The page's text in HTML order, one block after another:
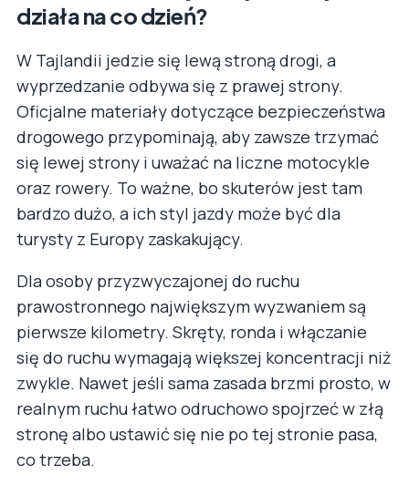
działa na co dzień?
W Tajlandii jedzie się lewą stroną drogi, a
wyprzedzanie odbywa się z prawej strony.
Oficjalne materiały dotyczące bezpieczeństwa
drogowego przypominają, aby zawsze trzymać
się lewej strony i uważać na liczne motocykle
oraz rowery. To ważne, bo skuterów jest tam
bardzo dużo, a ich styl jazdy może być dla
turysty z Europy zaskakujący.
Dla osoby przyzwyczajonej do ruchu
prawostronnego największym wyzwaniem są
pierwsze kilometry. Skręty, ronda i włączanie
się do ruchu wymagają większej koncentracji niż
zwykle. Nawet jeśli sama zasada brzmi prosto, w
realnym ruchu łatwo odruchowo spojrzeć w złą
stronę albo ustawić się nie po tej stronie pasa,
co trzeba.